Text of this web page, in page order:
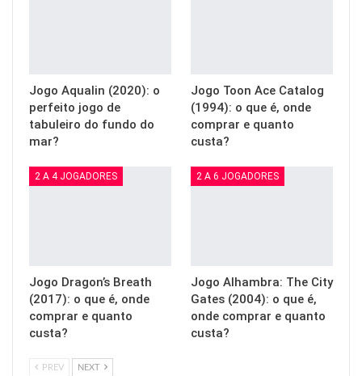
Jogo Aqualin (2020): o
perfeito jogo de
tabuleiro do fundo do
mar?
Jogo Toon Ace Catalog
(1994): o que é, onde
comprar e quanto
custa?
2 A 4 JOGADORES
Jogo Dragon’s Breath
(2017): o que é, onde
comprar e quanto
custa?
2 A 6 JOGADORES
Jogo Alhambra: The City
Gates (2004): o que é,
onde comprar e quanto
custa?
PREV NEXT